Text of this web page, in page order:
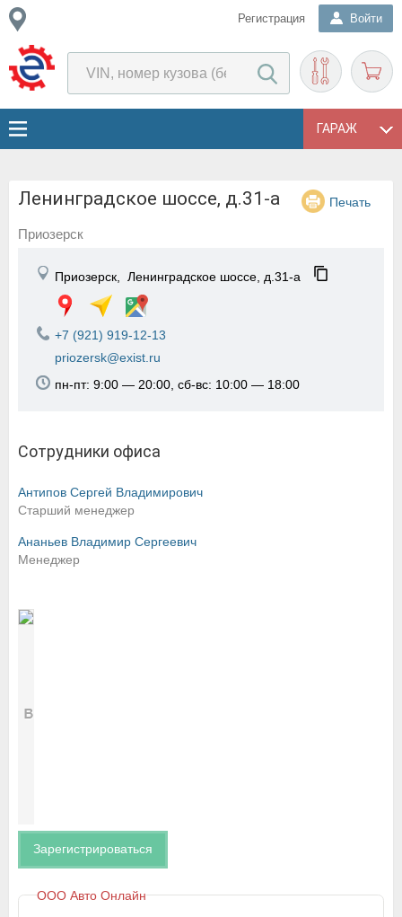
Регистрация Войти
ГАРАЖ
Ленинградское шоссе, д.31-а Печать
Приозерск
Приозерск, Ленинградское шоссе, д.31-а
+7 (921) 919-12-13
priozersk@exist.ru
пн-пт: 9:00 — 20:00, сб-вс: 10:00 — 18:00
Сотрудники офиса
Антипов Сергей Владимирович
Старший менеджер
Ананьев Владимир Сергеевич
Менеджер
Зарегистрироваться
ООО Авто Онлайн